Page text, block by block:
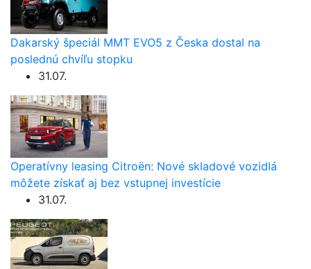
Dakarský špeciál MMT EVO5 z Česka dostal na
poslednú chvíľu stopku
31.07.
Operatívny leasing Citroën: Nové skladové vozidlá
môžete získať aj bez vstupnej investície
31.07.